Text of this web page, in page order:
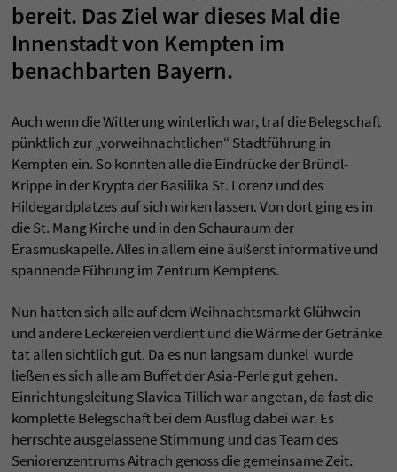
bereit. Das Ziel war dieses Mal die
Innenstadt von Kempten im
benachbarten Bayern.
Auch wenn die Witterung winterlich war, traf die Belegschaft
pünktlich zur „vorweihnachtlichen“ Stadtführung in
Kempten ein. So konnten alle die Eindrücke der Bründl-
Krippe in der Krypta der Basilika St. Lorenz und des
Hildegardplatzes auf sich wirken lassen. Von dort ging es in
die St. Mang Kirche und in den Schauraum der
Erasmuskapelle. Alles in allem eine äußerst informative und
spannende Führung im Zentrum Kemptens.
Nun hatten sich alle auf dem Weihnachtsmarkt Glühwein
und andere Leckereien verdient und die Wärme der Getränke
tat allen sichtlich gut. Da es nun langsam dunkel wurde
ließen es sich alle am Buffet der Asia-Perle gut gehen.
Einrichtungsleitung Slavica Tillich war angetan, da fast die
komplette Belegschaft bei dem Ausflug dabei war. Es
herrschte ausgelassene Stimmung und das Team des
Seniorenzentrums Aitrach genoss die gemeinsame Zeit.